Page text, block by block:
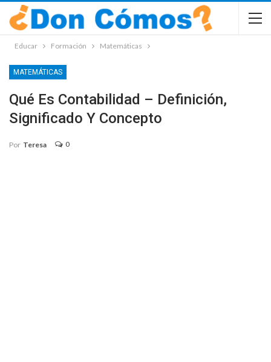
Educar Formación Matemáticas
MATEMÁTICAS
Qué Es Contabilidad – Definición,
Significado Y Concepto
Por Teresa 0